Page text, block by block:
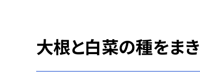
大根と白菜の種をま